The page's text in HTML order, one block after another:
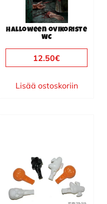
Halloween ovikoriste
WC
12.50€
Lisää ostoskoriin